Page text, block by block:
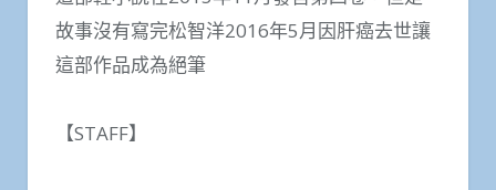
故事沒有寫完松智洋2016年5月因肝癌去世讓
這部作品成為絕筆
【STAFF】